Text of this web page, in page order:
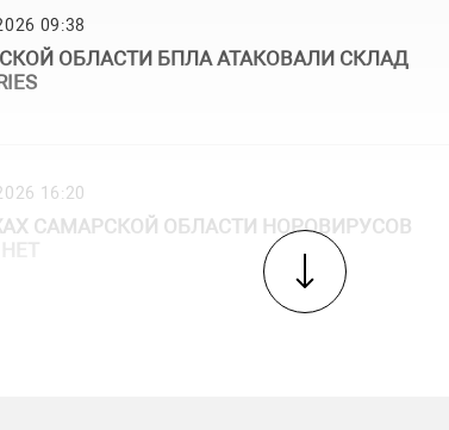
09:38
ОБЛАСТИ БПЛА АТАКОВАЛИ СКЛАД
16:20
САМАРСКОЙ ОБЛАСТИ НОРОВИРУСОВ